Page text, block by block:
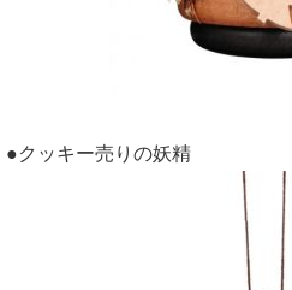
●クッキー売りの妖精